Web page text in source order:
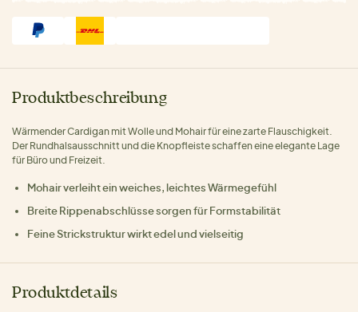
Produktbeschreibung
Wärmender Cardigan mit Wolle und Mohair für eine zarte Flauschigkeit.
Der Rundhalsausschnitt und die Knopfleiste schaffen eine elegante Lage
für Büro und Freizeit.
Mohair verleiht ein weiches, leichtes Wärmegefühl
Breite Rippenabschlüsse sorgen für Formstabilität
Feine Strickstruktur wirkt edel und vielseitig
Produktdetails